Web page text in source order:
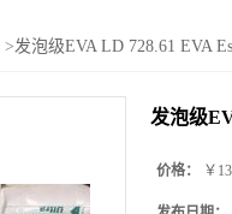
>发泡级EVA LD 728.61 EVA
发泡级
价格： ￥